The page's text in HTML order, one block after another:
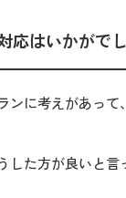
応はいかがで
に考えがあっ
した方が良いと